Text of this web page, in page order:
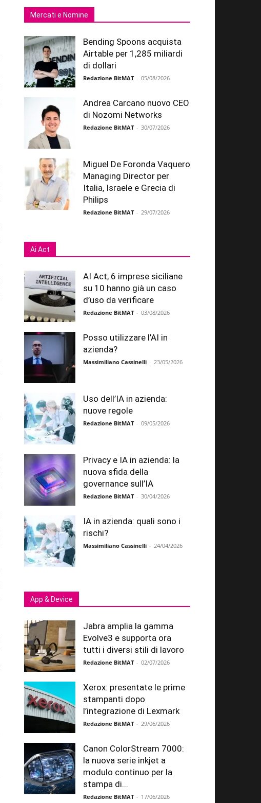
Mercati e Nomine
Bending Spoons acquista
Airtable per 1,285 miliardi
di dollari
Redazione BitMAT - 05/08/2026
Andrea Carcano nuovo CEO
di Nozomi Networks
Redazione BitMAT - 30/07/2026
Miguel De Foronda Vaquero
Managing Director per
Italia, Israele e Grecia di
Philips
Redazione BitMAT - 29/07/2026
Ai Act
AI Act, 6 imprese siciliane
su 10 hanno già un caso
d’uso da verificare
Redazione BitMAT - 03/08/2026
Posso utilizzare l’AI in
azienda?
Massimiliano Cassinelli - 23/05/2026
Uso dell’IA in azienda:
nuove regole
Redazione BitMAT - 09/05/2026
Privacy e IA in azienda: la
nuova sfida della
governance sull’IA
Redazione BitMAT - 30/04/2026
IA in azienda: quali sono i
rischi?
Massimiliano Cassinelli - 24/04/2026
App & Device
Jabra amplia la gamma
Evolve3 e supporta ora
tutti i diversi stili di lavoro
Redazione BitMAT - 02/07/2026
Xerox: presentate le prime
stampanti dopo
l’integrazione di Lexmark
Redazione BitMAT - 29/06/2026
Canon ColorStream 7000:
la nuova serie inkjet a
modulo continuo per la
stampa di...
Redazione BitMAT - 17/06/2026